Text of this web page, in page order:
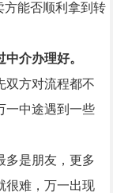
能否顺利拿到转
介办理好。
双方对流程都不
一中途遇到一些
多是朋友，更多
很难，万一出现